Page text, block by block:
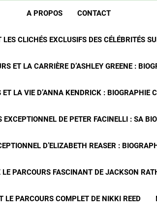
A PROPOS CONTACT
CLICHÉS EXCLUSIFS DES CÉLÉBRITÉS
ET LA CARRIÈRE D’ASHLEY GREENE :
ET LA VIE D’ANNA KENDRICK : BIOGRAPHIE
EXCEPTIONNEL DE PETER FACINELLI : SA
D’ELIZABETH REASER :
LE PARCOURS FASCINANT DE JACKSON
LE PARCOURS COMPLET DE NIKKI REED